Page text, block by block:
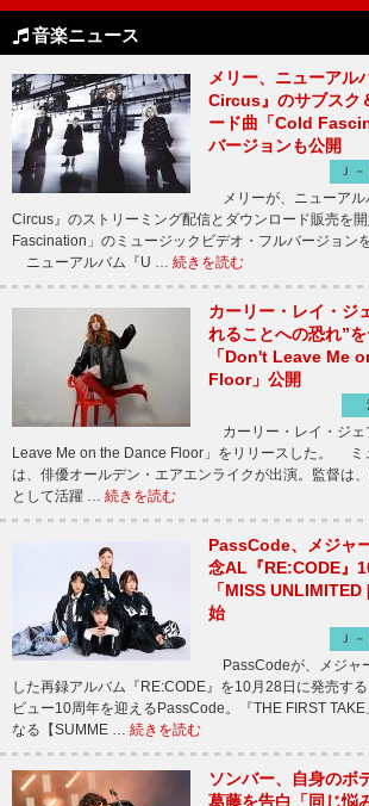
音楽ニュース
メリー、ニューア
Circus』のサブス
ード曲「Cold
バージョンも公開
Ｊ
メリーが、ニューアル
Circus』のストリーミング配信とダウンロード販売を
Fascination」のミュージックビデオ・フルバージョン
ニューアルバム『U … 続きを読む
カーリー・レイ・ジ
れることへの恐れ”
「Don't Leave Me
Floor」公開
カーリー・レイ・ジェ
Leave Me on the Dance Floor」をリリースした。 ミ
は、俳優オールデン・エアエンライクが出演。監督は
として活躍 … 続きを読む
PassCode、メジャ
念AL『RE:CODE』
「MISS
始
Ｊ
PassCodeが、メジャ
した再録アルバム『RE:CODE』を10月28日に発売
ビュー10周年を迎えるPassCode。『THE FIRST
なる【SUMME … 続きを読む
ソンバー、自身のボ
葛藤を告白「同じ悩